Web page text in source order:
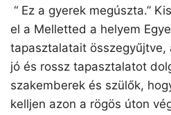
“ Ez a gyerek megúszta.”
el a Melletted a helyem
tapasztalatait összegyűjtve,
jó és rossz tapasztalatot
szakemberek és szülők,
kelljen azon a rögös úton